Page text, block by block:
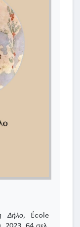
Δήλο, École
2023, 64 σελ.